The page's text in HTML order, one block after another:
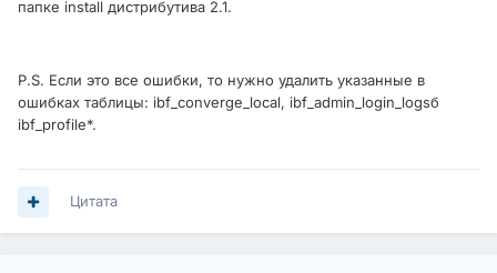
папке install дистрибутива 2.1.
P.S. Если это все ошибки, то нужно удалить указанные в
ошибках таблицы: ibf_converge_local, ibf_admin_login_logsб
ibf_profile*.
Цитата